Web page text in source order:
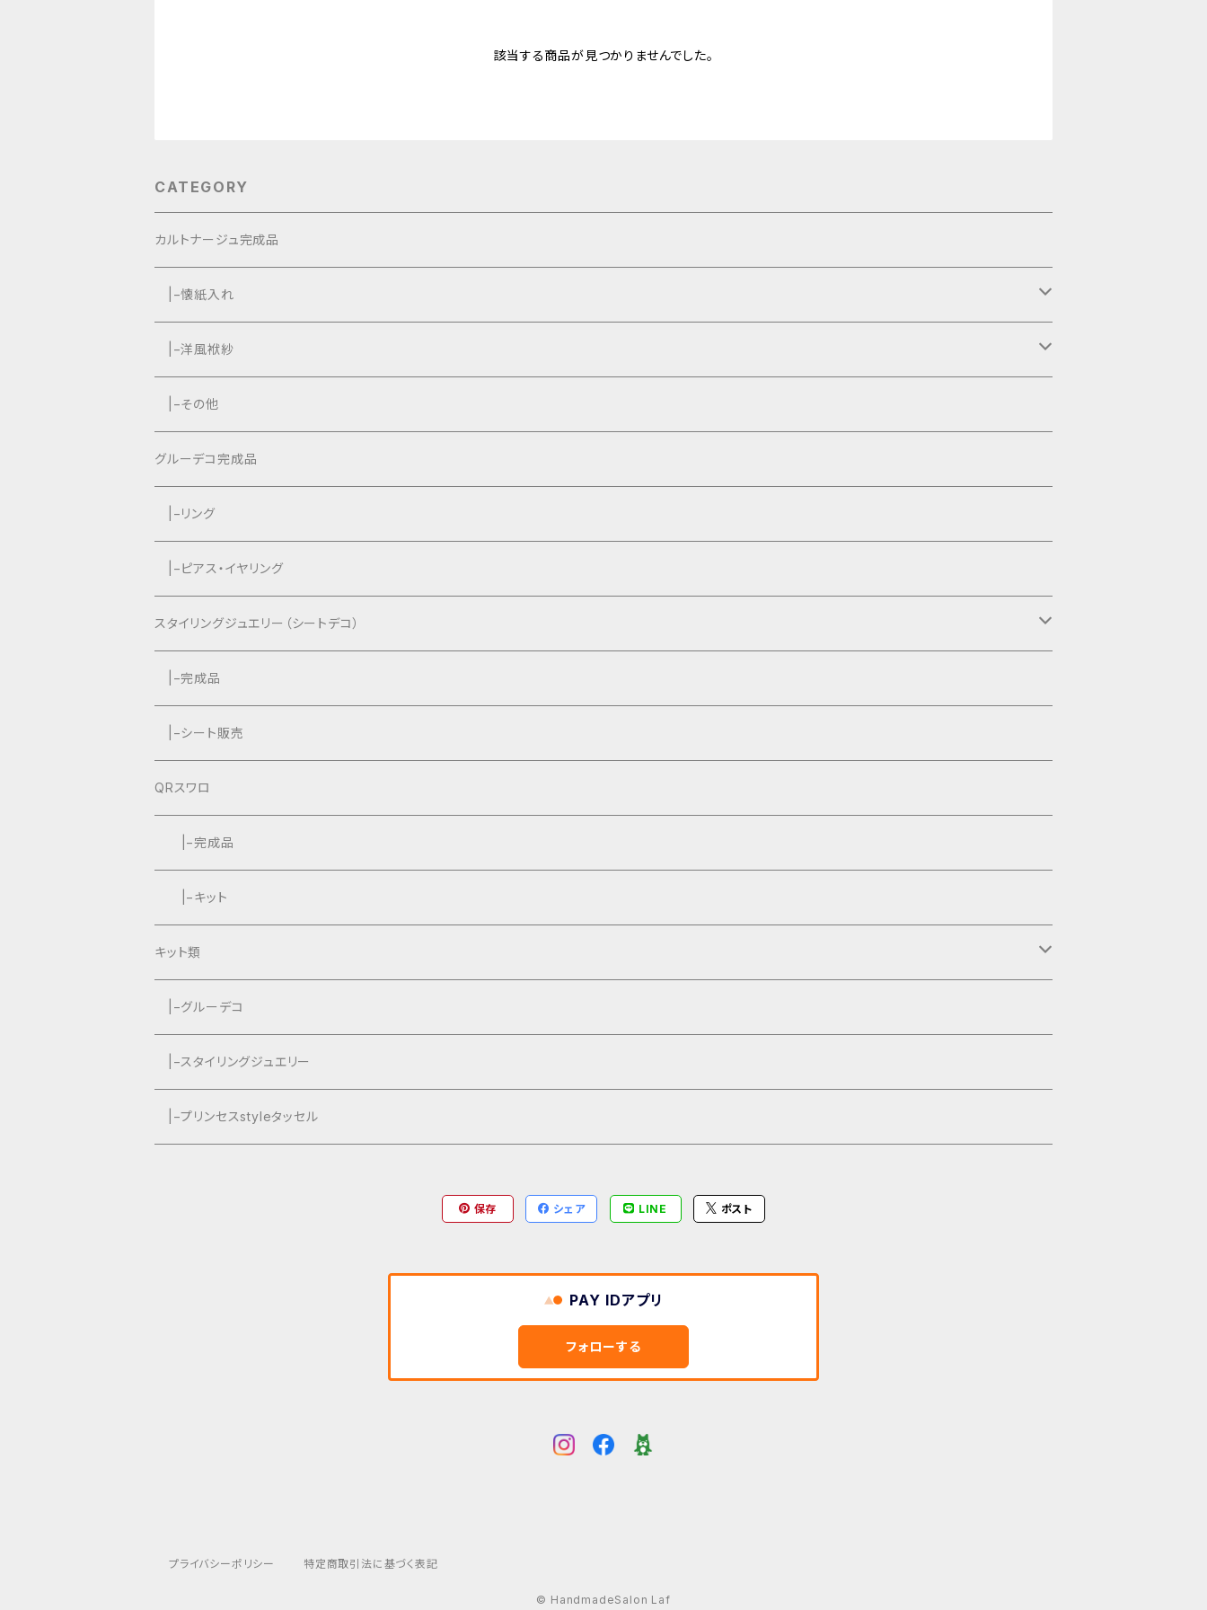
該当する商品が見つかりませんでした。
CATEGORY
カルトナージュ完成品
|−懐紙入れ
|−タッセル付き
|−タッセルなし
|−洋風袱紗
|−タッセル付き
|−タッセルなし
|−その他
グルーデコ完成品
|−リング
|−ピアス・イヤリング
スタイリングジュエリー（シートデコ）
数秘＆カラー®︎コラボ作品
|−完成品
|−シート販売
QRスワロ
|−完成品
|−キット
キット類
グルーデコ
|−グルーデコ
|−スタイリングジュエリー
|−プリンセスstyleタッセル
保存 シェア LINE ポスト
PAY IDアプリ
フォローする
プライバシーポリシー 特定商取引法に基づく表記
© HandmadeSalon Laf